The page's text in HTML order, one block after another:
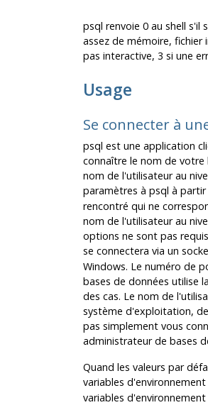
psql renvoie 0 au shell s'il
assez de mémoire,
pas interactive, 3 si une
Usage
Se connecter à
psql est une application
connaître le nom de
nom de l'utilisateur au
paramètres à psql à
rencontré qui ne
nom de l'utilisateur au
options ne sont pas
se connectera via un
Windows. Le numéro de
bases de données utilise
des cas. Le nom de
système d'exploitation,
pas simplement vous
administrateur de bases
Quand les valeurs par
variables d'environnement
variables